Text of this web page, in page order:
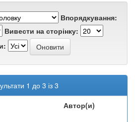
Впорядкування:
Вивести на сторінку:
1 до 3 із 3
Автор(и)